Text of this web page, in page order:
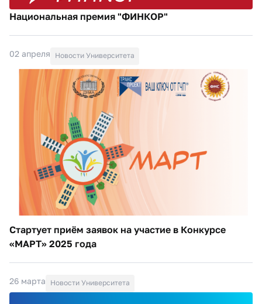
Национальная премия "ФИНКОР"
02 апреля Новости Университета
Стартует приём заявок на участие в Конкурсе
«МАРТ» 2025 года
26 марта Новости Университета